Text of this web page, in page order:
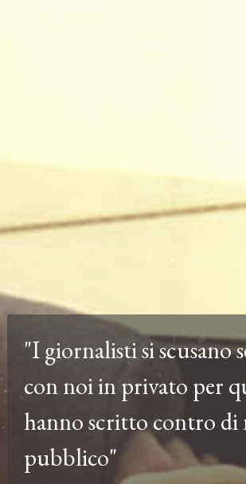
"I giornalisti si scusano
con noi in privato per
hanno scritto contro di
pubblico"